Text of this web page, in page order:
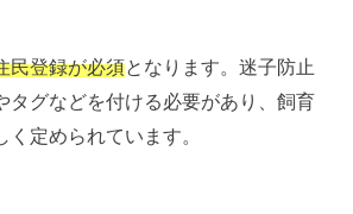
民登録が必須となります。迷子防止
タグなどを付ける必要があり、飼育
定められています。